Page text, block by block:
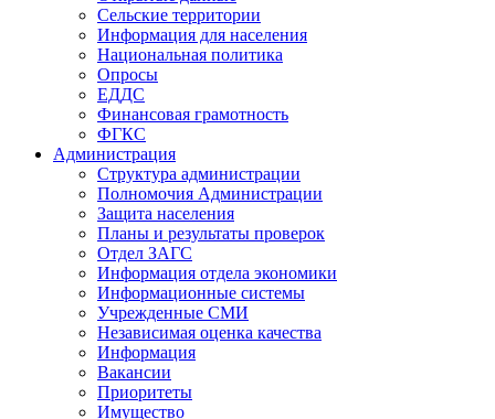
Сельские территории
Информация для населения
Национальная политика
Опросы
ЕДДС
Финансовая грамотность
ФГКС
Администрация
Структура администрации
Полномочия Администрации
Защита населения
Планы и результаты проверок
Отдел ЗАГС
Информация отдела экономики
Информационные системы
Учрежденные СМИ
Независимая оценка качества
Информация
Вакансии
Приоритеты
Имущество